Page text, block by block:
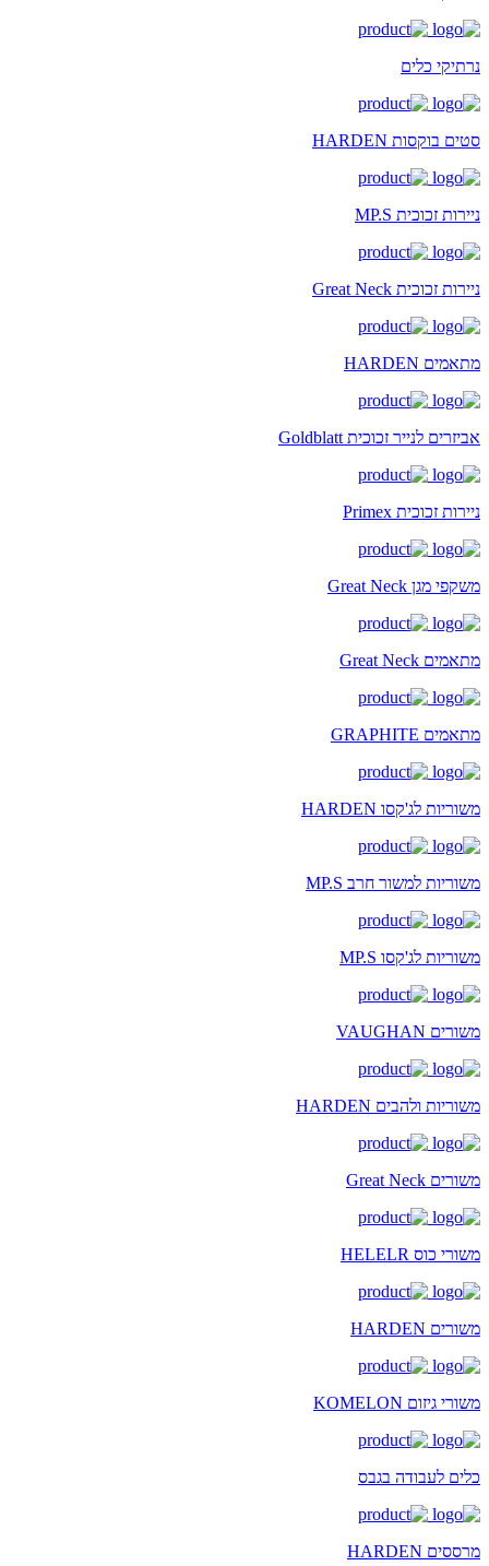
נרתיקי כלים
סטים בוקסות HARDEN
ניירות זכוכית MP.S
ניירות זכוכית Great Neck
מתאמים HARDEN
אביזרים לנייר זכוכית Goldblatt
ניירות זכוכית Primex
משקפי מגן Great Neck
מתאמים Great Neck
מתאמים GRAPHITE
משוריות לג'קסו HARDEN
משוריות למשור חרב MP.S
משוריות לג'קסו MP.S
משורים VAUGHAN
משוריות ולהבים HARDEN
משורים Great Neck
משורי כוס HELELR
משורים HARDEN
משורי גיזום KOMELON
כלים לעבודה בגבס
מרססים HARDEN